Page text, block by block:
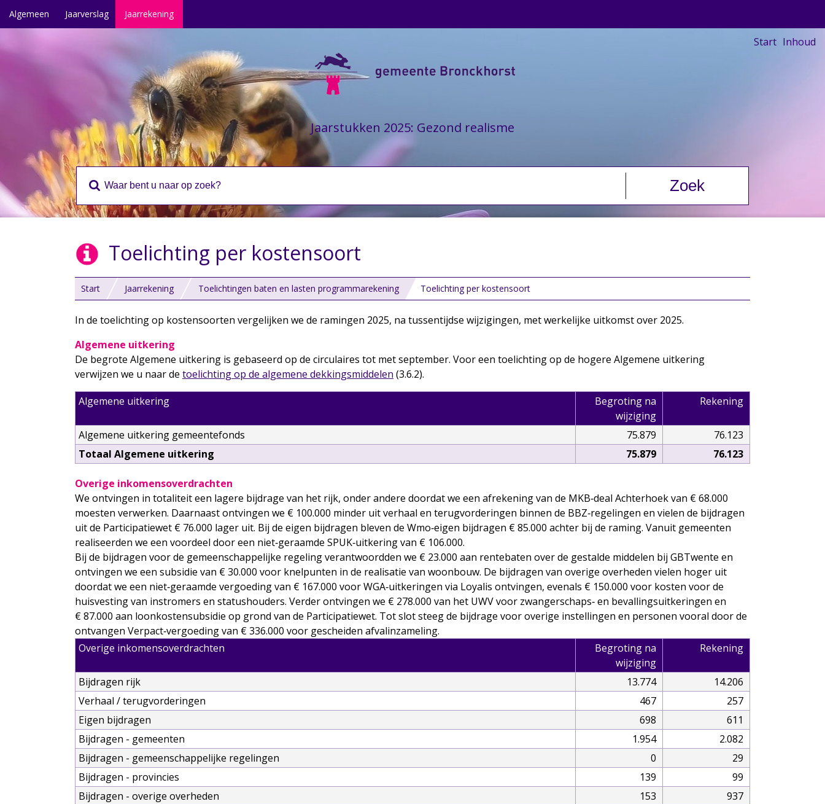
Jaarstukken 2025: Gezond realisme
Start Inhoud
Algemeen Jaarverslag Jaarrekening
Toelichting per kostensoort
Start Jaarrekening Toelichtingen baten en lasten programmarekening Toelichting per kostensoort
In de toelichting op kostensoorten vergelijken we de ramingen 2025, na tussentijdse wijzigingen, met werkelijke uitkomst over 2025.
Algemene uitkering
De begrote Algemene uitkering is gebaseerd op de circulaires tot met september. Voor een toelichting op de hogere Algemene uitkering
verwijzen we u naar de toelichting op de algemene dekkingsmiddelen (3.6.2).
Algemene uitkering
Begroting na
wijziging
Rekening
Algemene uitkering gemeentefonds 75.879
76.123
Totaal Algemene uitkering
75.879 76.123
Overige inkomensoverdrachten
We ontvingen in totaliteit een lagere bijdrage van het rijk, onder andere doordat we een afrekening van de MKB‑deal Achterhoek van € 68.000
moesten verwerken. Daarnaast ontvingen we € 100.000 minder uit verhaal en terugvorderingen binnen de BBZ‑regelingen en vielen de bijdragen
uit de Participatiewet € 76.000 lager uit. Bij de eigen bijdragen bleven de Wmo‑eigen bijdragen € 85.000 achter bij de raming. Vanuit gemeenten
realiseerden we een voordeel door een niet‑geraamde SPUK‑uitkering van € 106.000.
Bij de bijdragen voor de gemeenschappelijke regeling verantwoordden we € 23.000 aan rentebaten over de gestalde middelen bij GBTwente en
ontvingen we een subsidie van € 30.000 voor knelpunten in de realisatie van woonbouw. De bijdragen van overige overheden vielen hoger uit
doordat we een niet‑geraamde vergoeding van € 167.000 voor WGA‑uitkeringen via Loyalis ontvingen, evenals € 150.000 voor kosten voor de
huisvesting van instromers en statushouders. Verder ontvingen we € 278.000 van het UWV voor zwangerschaps‑ en bevallingsuitkeringen en
€ 87.000 aan loonkostensubsidie op grond van de Participatiewet. Tot slot steeg de bijdrage voor overige instellingen en personen vooral door de
ontvangen Verpact‑vergoeding van € 336.000 voor gescheiden afvalinzameling.
Overige inkomensoverdrachten
Begroting na
wijziging
Rekening
Bijdragen rijk 13.774
14.206
Verhaal / terugvorderingen
467
257
Eigen bijdragen
698
611
Bijdragen - gemeenten
1.954
2.082
Bijdragen - gemeenschappelijke regelingen
0
29
Bijdragen - provincies
139
99
Bijdragen - overige overheden
153
937